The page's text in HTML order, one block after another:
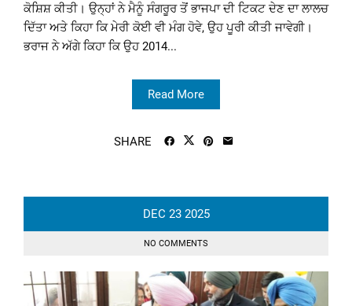
ਕੋਸ਼ਿਸ਼ ਕੀਤੀ। ਉਨ੍ਹਾਂ ਨੇ ਮੈਨੂੰ ਸੰਗਰੂਰ ਤੋਂ ਭਾਜਪਾ ਦੀ ਟਿਕਟ ਦੇਣ ਦਾ ਲਾਲਚ
ਦਿੱਤਾ ਅਤੇ ਕਿਹਾ ਕਿ ਮੇਰੀ ਕੋਈ ਵੀ ਮੰਗ ਹੋਵੇ, ਉਹ ਪੂਰੀ ਕੀਤੀ ਜਾਵੇਗੀ।
ਭਰਾਜ ਨੇ ਅੱਗੇ ਕਿਹਾ ਕਿ ਉਹ 2014...
Read More
SHARE
DEC 23 2025
NO COMMENTS